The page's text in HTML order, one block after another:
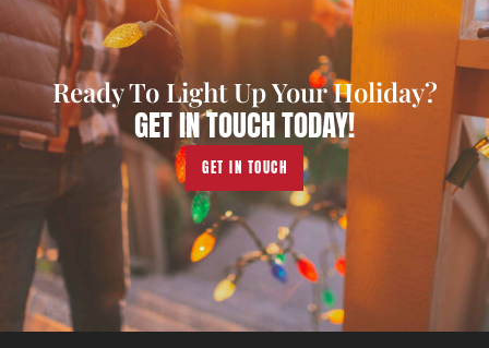
Ready To Light Up Your Holiday?
GET IN TOUCH TODAY!
GET IN TOUCH